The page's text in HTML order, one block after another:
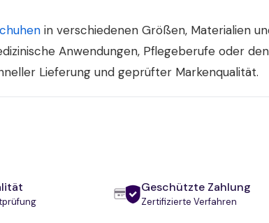
in verschiedenen Größen, Materialien
Anwendungen, Pflegeberufe oder
Lieferung und geprüfter Markenqualität.
Geschützte Zahlung
Zertifizierte Verfahren